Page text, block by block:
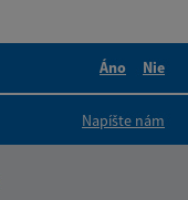
Áno
Nie
Napíšte nám